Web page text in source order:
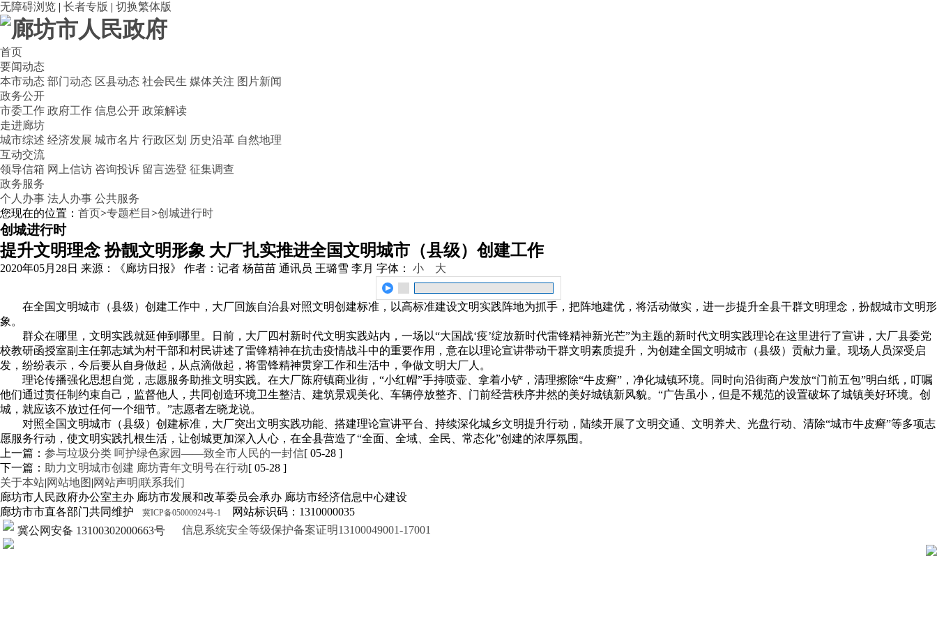
无障碍浏览 | 长者专版 | 切换繁体版
首页
要闻动态
本市动态 部门动态 区县动态 社会民生 媒体关注 图片新闻
政务公开
市委工作 政府工作 信息公开 政策解读
走进廊坊
城市综述 经济发展 城市名片 行政区划 历史沿革 自然地理
互动交流
领导信箱 网上信访 咨询投诉 留言选登 征集调查
政务服务
个人办事 法人办事 公共服务
您现在的位置： 首页>专题栏目 >创城进行时
创城进行时
提升文明理念 扮靓文明形象 大厂扎实推进全国文明城市（县级）创建工作
2020年05月28日 来源：《廊坊日报》 作者：记者 杨苗苗 通讯员 王璐雪 李月 字体： 小 大
在全国文明城市（县级）创建工作中，大厂回族自治县对照文明创建标准，以高标准建设文明实践阵地为抓手，把阵地建优，将活动做实，进一步提升全县干群文明理念，扮靓城市文明形
象。
群众在哪里，文明实践就延伸到哪里。日前，大厂四村新时代文明实践站内，一场以“大国战‘疫’绽放新时代雷锋精神新光芒”为主题的新时代文明实践理论在这里进行了宣讲，大厂县委党
校教研函授室副主任郭志斌为村干部和村民讲述了雷锋精神在抗击疫情战斗中的重要作用，意在以理论宣讲带动干群文明素质提升，为创建全国文明城市（县级）贡献力量。现场人员深受启
发，纷纷表示，今后要从自身做起，从点滴做起，将雷锋精神贯穿工作和生活中，争做文明大厂人。
理论传播强化思想自觉，志愿服务助推文明实践。在大厂陈府镇商业街，“小红帽”手持喷壶、拿着小铲，清理擦除“牛皮癣”，净化城镇环境。同时向沿街商户发放“门前五包”明白纸，叮嘱
他们通过责任制约束自己，监督他人，共同创造环境卫生整洁、建筑景观美化、车辆停放整齐、门前经营秩序井然的美好城镇新风貌。“广告虽小，但是不规范的设置破坏了城镇美好环境。创
城，就应该不放过任何一个细节。”志愿者左晓龙说。
对照全国文明城市（县级）创建标准，大厂突出文明实践功能、搭建理论宣讲平台、持续深化城乡文明提升行动，陆续开展了文明交通、文明养犬、光盘行动、清除“城市牛皮癣”等多项志
愿服务行动，使文明实践扎根生活，让创城更加深入人心，在全县营造了“全面、全域、全民、常态化”创建的浓厚氛围。
上一篇： 参与垃圾分类 呵护绿色家园——致全市人民的一封信[ 05-28 ]
下一篇： 助力文明城市创建 廊坊青年文明号在行动[ 05-28 ]
关于本站|网站地图 |网站声明|联系我们
廊坊市人民政府办公室主办 廊坊市发展和改革委员会承办 廊坊市经济信息中心建设
廊坊市市直各部门共同维护
冀ICP备05000924号-1
网站标识码：1310000035
冀公网安备 13100302000663号
信息系统安全等级保护备案证明13100049001-17001